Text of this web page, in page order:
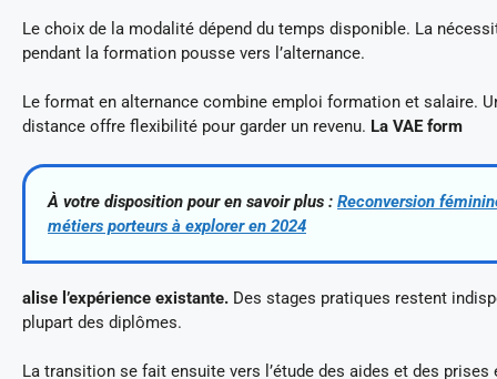
Le choix de la modalité dépend du temps disponible. La
pendant la formation pousse vers l’alternance.
Le format en alternance combine emploi formation et salaire.
distance offre flexibilité pour garder un revenu. La VAE form
À votre disposition pour en savoir plus : Reconversion
métiers porteurs à explorer en 2024
alise l’expérience existante. Des stages pratiques restent
plupart des diplômes.
La transition se fait ensuite vers l’étude des aides et des prises